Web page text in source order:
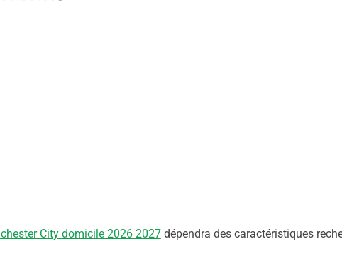
City domicile 2026 2027dépendra des caractéristiques